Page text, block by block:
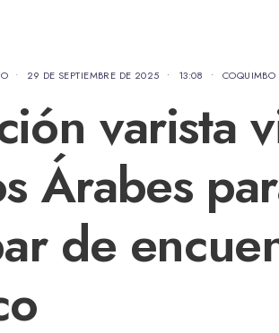
• 29 DE SEPTIEMBRE DE 2025 • 13:08 • COQUIMBO
varista
Árabes
de